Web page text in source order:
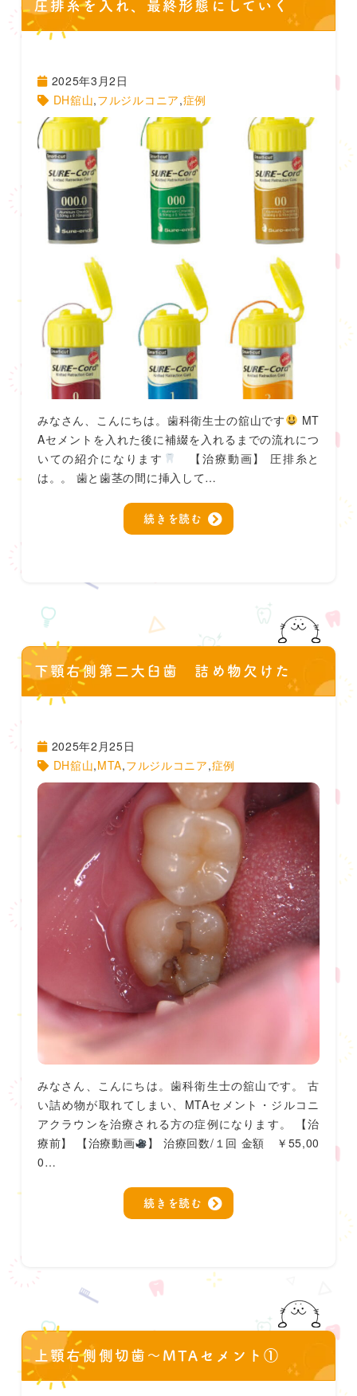
圧排糸を入れ、最終形態にしていく
2025年3月2日
DH舘山,フルジルコニア,症例
みなさん、こんにちは。歯科衛生士の舘山です
MT
Aセメントを入れた後に補綴を入れるまでの流れにつ
いての紹介になります
【治療動画】 圧排糸と
は。。 歯と歯茎の間に挿入して…
続きを読む
下顎右側第二大臼歯 詰め物欠けた
2025年2月25日
DH舘山,MTA,フルジルコニア,症例
みなさん、こんにちは。歯科衛生士の舘山です。 古
い詰め物が取れてしまい、MTAセメント・ジルコニ
アクラウンを治療される方の症例になります。 【治
療前】 【治療動画
】 治療回数/１回 金額 ￥55,00
0…
続きを読む
上顎右側側切歯〜MTAセメント①